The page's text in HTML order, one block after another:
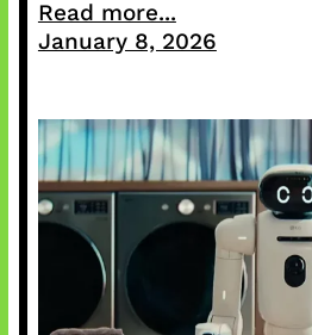
Read more...
January 8, 2026